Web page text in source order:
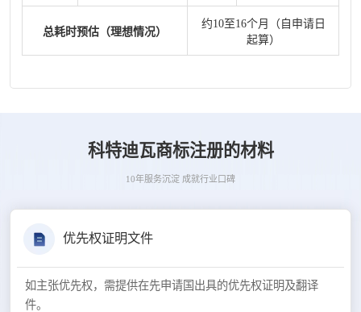
总耗时预估（理想情况）
约10至16个月（自申请日
起算）
科特迪瓦商标注册的材料
10年服务沉淀 成就行业口碑
优先权证明文件
如主张优先权，需提供在先申请国出具的优先权证明及翻译
件。